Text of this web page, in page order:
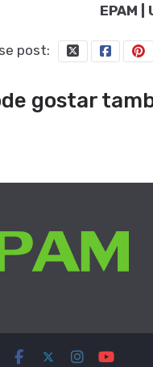
EPAM |
post:
gostar